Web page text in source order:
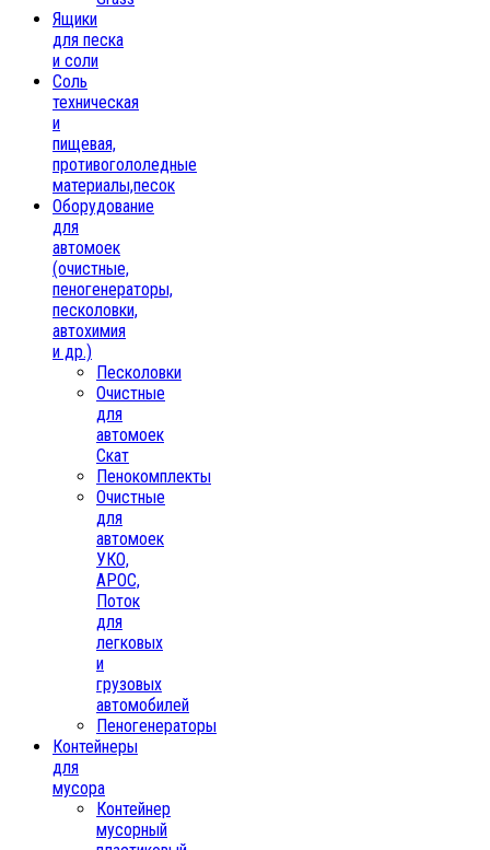
Ящики
для песка
и соли
Соль
техническая
и
пищевая,
противогололедные
материалы,песок
Oборудование
для
автомоек
(очистные,
пеногенераторы,
песколовки,
автохимия
и др.)
Песколовки
Очистные
для
автомоек
Скат
Пенокомплекты
Очистные
для
автомоек
УКО,
АРОС,
Поток
для
легковых
и
грузовых
автомобилей
Пеногенераторы
Контейнеры
для
мусора
Контейнер
мусорный